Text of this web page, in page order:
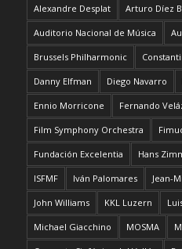
Alexandre Desplat Arturo Díez
Auditorio Nacional de Música
Brussels Philharmonic
Danny Elfman Diego Navarro
Ennio Morricone Fernando
Film Symphony Orchestra
Fundación Excelentia Hans
ISFMF Iván Palomares Jean-
John Williams KKL Luzern
Michael Giacchino MOSMA